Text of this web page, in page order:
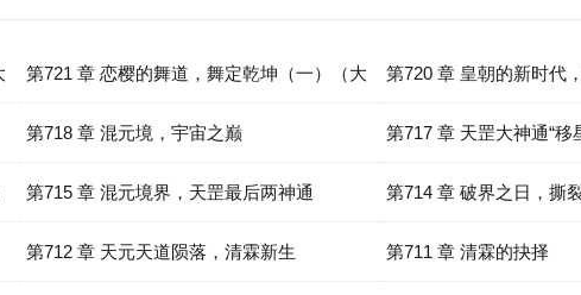
第721 章 恋樱的舞道，舞定乾坤（一）（大
结局）
第720 章 皇朝的新时代
第718 章 混元境，宇宙之巅 第717 章 天罡大神通“移
第715 章 混元境界，天罡最后两神通 第714 章 破界之日，撕
第712 章 天元天道陨落，清霖新生 第711 章 清霖的抉择